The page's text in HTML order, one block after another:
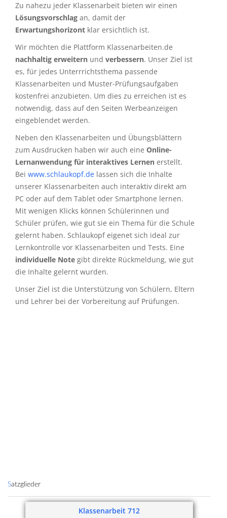
Zu nahezu jeder Klassenarbeit bieten wir einen
Lösungsvorschlag an, damit der
Erwartungshorizont klar ersichtlich ist.
Wir möchten die Plattform Klassenarbeiten.de
nachhaltig erweitern und verbessern. Unser Ziel ist
es, für jedes Unterrrichtsthema passende
Klassenarbeiten und Muster-Prüfungsaufgaben
kostenfrei anzubieten. Um dies zu erreichen ist es
notwendig, dass auf den Seiten Werbeanzeigen
eingeblendet werden.
Neben den Klassenarbeiten und Übungsblättern
zum Ausdrucken haben wir auch eine Online-
Lernanwendung für interaktives Lernen erstellt.
Bei www.schlaukopf.de lassen sich die Inhalte
unserer Klassenarbeiten auch interaktiv direkt am
PC oder auf dem Tablet oder Smartphone lernen.
Mit wenigen Klicks können Schülerinnen und
Schüler prüfen, wie gut sie ein Thema für die Schule
gelernt haben. Schlaukopf eigenet sich ideal zur
Lernkontrolle vor Klassenarbeiten und Tests. Eine
individuelle Note gibt direkte Rückmeldung, wie gut
die Inhalte gelernt wurden.
Unser Ziel ist die Unterstützung von Schülern, Eltern
und Lehrer bei der Vorbereitung auf Prüfungen.
Satzglieder
Klassenarbeit 712